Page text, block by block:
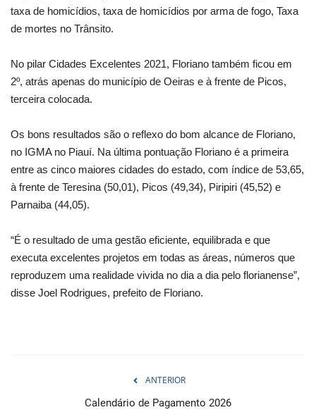
taxa de homicídios, taxa de homicídios por arma de fogo, Taxa
de mortes no Trânsito.
No pilar Cidades Excelentes 2021, Floriano também ficou em
2º, atrás apenas do município de Oeiras e à frente de Picos,
terceira colocada.
Os bons resultados são o reflexo do bom alcance de Floriano,
no IGMA no Piauí. Na última pontuação Floriano é a primeira
entre as cinco maiores cidades do estado, com índice de 53,65,
à frente de Teresina (50,01), Picos (49,34), Piripiri (45,52) e
Parnaiba (44,05).
“É o resultado de uma gestão eficiente, equilibrada e que
executa excelentes projetos em todas as áreas, números que
reproduzem uma realidade vivida no dia a dia pelo florianense”,
disse Joel Rodrigues, prefeito de Floriano.
ANTERIOR
Calendário de Pagamento 2026